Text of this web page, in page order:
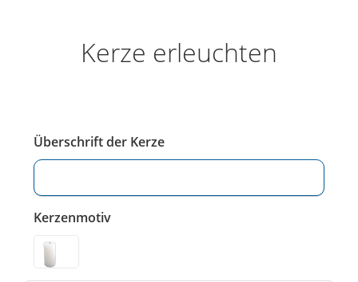
Kerze erleuchten
Überschrift der Kerze
Kerzenmotiv